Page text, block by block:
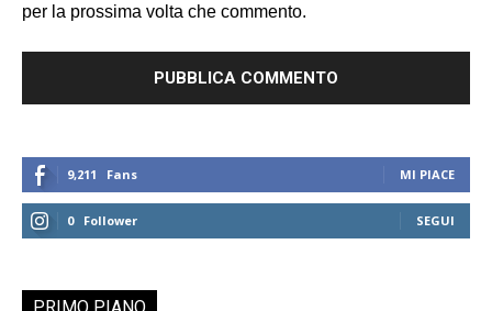
per la prossima volta che commento.
9,211 Fans MI PIACE
0 Follower SEGUI